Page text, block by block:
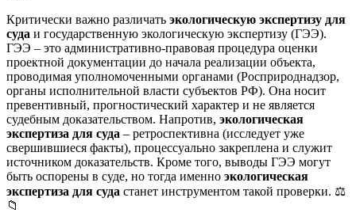
Критически важно различать экологическую экспертизу для
суда и государственную экологическую экспертизу (ГЭЭ).
ГЭЭ – это административно-правовая процедура оценки
проектной документации до начала реализации объекта,
проводимая уполномоченными органами (Росприроднадзор,
органы исполнительной власти субъектов РФ). Она носит
превентивный, прогностический характер и не является
судебным доказательством. Напротив, экологическая
экспертиза для суда – ретроспективна (исследует уже
свершившиеся факты), процессуально закреплена и служит
источником доказательств. Кроме того, выводы ГЭЭ могут
быть оспорены в суде, но тогда именно экологическая
экспертиза для суда станет инструментом такой проверки. ⚖️
📁